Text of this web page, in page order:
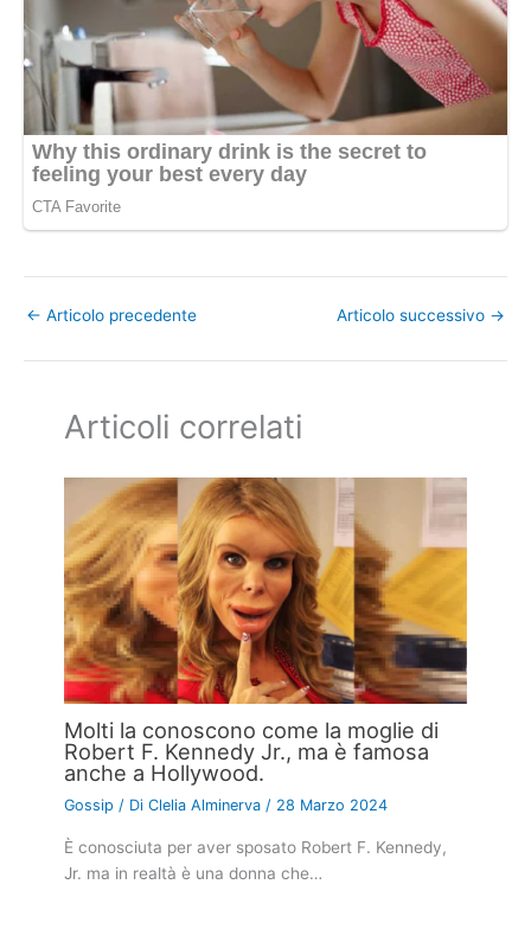
← Articolo precedente Articolo successivo →
Articoli correlati
Molti la conoscono come la moglie di
Robert F. Kennedy Jr., ma è famosa
anche a Hollywood.
Gossip / DiClelia Alminerva/ 28 Marzo 2024
È conosciuta per aver sposato Robert F. Kennedy,
Jr. ma in realtà è una donna che…